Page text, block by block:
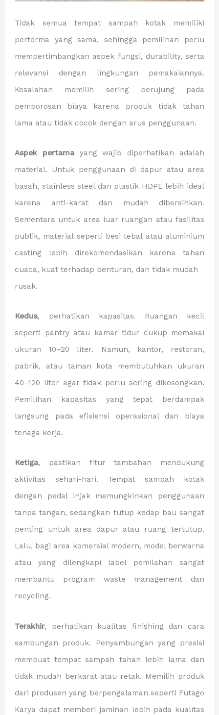
Tidak semua tempat sampah kotak memiliki
performa yang sama, sehingga pemilihan perlu
mempertimbangkan aspek fungsi, durability, serta
relevansi dengan lingkungan pemakaiannya.
Kesalahan memilih sering berujung pada
pemborosan biaya karena produk tidak tahan
lama atau tidak cocok dengan arus penggunaan.
Aspek pertamayang wajib diperhatikan adalah
material. Untuk penggunaan di dapur atau area
basah, stainless steel dan plastik HDPE lebih ideal
karena anti-karat dan mudah dibersihkan.
Sementara untuk area luar ruangan atau fasilitas
publik, material seperti besi tebal atau aluminium
casting lebih direkomendasikan karena tahan
cuaca, kuat terhadap benturan, dan tidak mudah
rusak.
Kedua, perhatikan kapasitas. Ruangan kecil
seperti pantry atau kamar tidur cukup memakai
ukuran 10–20 liter. Namun, kantor, restoran,
pabrik, atau taman kota membutuhkan ukuran
40–120 liter agar tidak perlu sering dikosongkan.
Pemilihan kapasitas yang tepat berdampak
langsung pada efisiensi operasional dan biaya
tenaga kerja.
Ketiga, pastikan fitur tambahan mendukung
aktivitas sehari-hari. Tempat sampah kotak
dengan pedal injak memungkinkan penggunaan
tanpa tangan, sedangkan tutup kedap bau sangat
penting untuk area dapur atau ruang tertutup.
Lalu, bagi area komersial modern, model berwarna
atau yang dilengkapi label pemilahan sangat
membantu program waste management dan
recycling.
Terakhir, perhatikan kualitas finishing dan cara
sambungan produk. Penyambungan yang presisi
membuat tempat sampah tahan lebih lama dan
tidak mudah berkarat atau retak. Memilih produk
dari produsen yang berpengalaman seperti Futago
Karya dapat memberi jaminan lebih pada kualitas